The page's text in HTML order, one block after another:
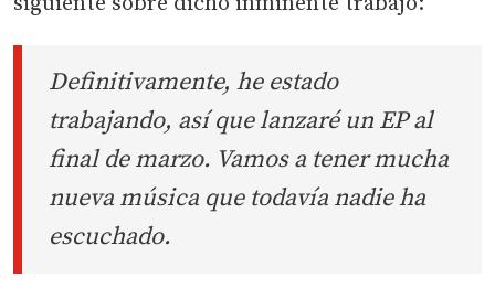
Definitivamente, he estado
trabajando, así que lanzaré un EP al
final de marzo. Vamos a tener mucha
nueva música que todavía nadie ha
escuchado.